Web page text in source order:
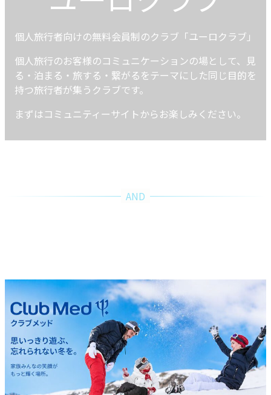
個人旅行者向けの無料会員制のクラブ「ユーロクラブ」
個人旅行のお客様のコミュニケーションの場として、見
る・泊まる・旅する・繋がるをテーマにした同じ目的を
持つ旅行者が集うクラブです。
まずはコミュニティーサイトからお楽しみください。